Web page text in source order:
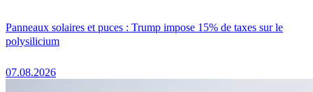
Panneaux solaires et puces : Trump impose 15% de taxes sur le
polysilicium
07.08.2026